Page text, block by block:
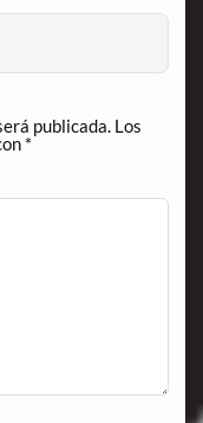
publicada. Los
*